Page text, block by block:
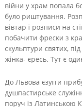
війни у храм попала
було риштування.
вівтар і розписи на
побачити фрески з
скульптури святих,
жінка- єресь. Тут є
До Львова єзуїти
душпастирське
поруч із Латинською